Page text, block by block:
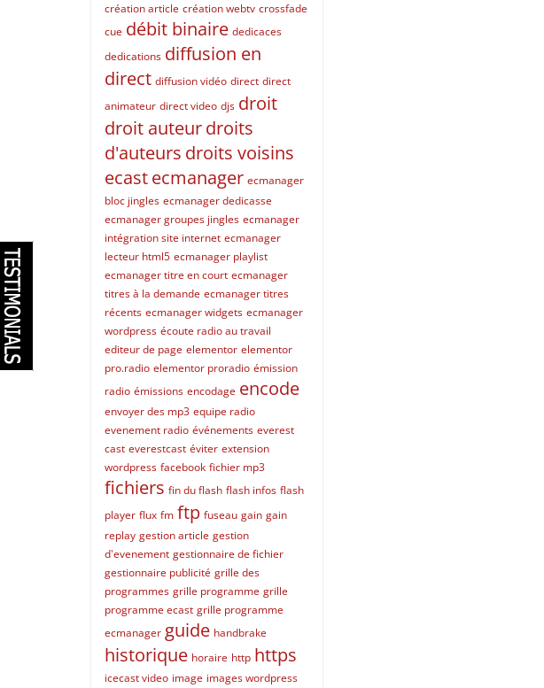
création article création webtv crossfade
cue débit binaire dedicaces
dedications diffusion en
direct diffusion vidéo direct direct
animateur direct video djs droit
droit auteurdroits
d'auteurs droits voisins
ecastecmanager ecmanager
bloc jingles ecmanager dedicasse
ecmanager groupes jingles ecmanager
intégration site internet ecmanager
lecteur html5 ecmanager playlist
ecmanager titre en court ecmanager
titres à la demande ecmanager titres
récents ecmanager widgets ecmanager
wordpress écoute radio au travail
editeur de page elementor elementor
pro.radio elementor proradio émission
radio émissions encodage encode
envoyer des mp3 equipe radio
evenement radio événements everest
cast everestcast éviter extension
wordpress facebook fichier mp3
fichiers fin du flash flash infos flash
player flux fm ftp fuseau gain gain
replay gestion article gestion
d'evenement gestionnaire de fichier
gestionnaire publicité grille des
programmes grille programme grille
programme ecast grille programme
ecmanager guide handbrake
historique horaire http https
icecast video image images wordpress